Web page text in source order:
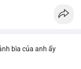
bìa của anh ấy